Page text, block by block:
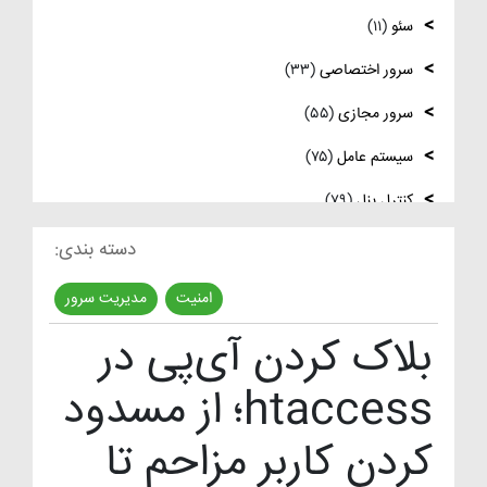
Windows Server
سئو (۱۱)
سرور اختصاصی(۳۳)
سرور مجازی(۵۵)
سیستم عامل(۷۵)
کنترل پنل (۷۹)
مقالات عمومی(۱۰۵)
هاست(۳۹)
وردپرس(۹)
ویدئو آموزشی (۱۵)
دسته بندی:
امنیت مدیریت سرور
بلاک کردن آی‌پی در
htaccess؛ از مسدود
کردن کاربر مزاحم تا